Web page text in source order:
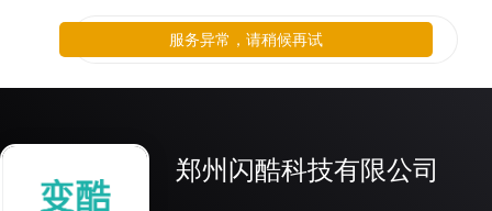
郑州闪酷科技有限公司
服务异常，请稍候再试